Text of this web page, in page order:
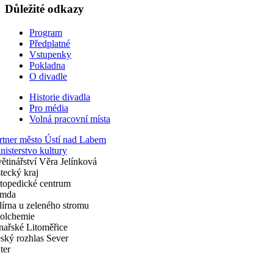
Důležité odkazy
Program
Předplatné
Vstupenky
Pokladna
O divadle
Historie divadla
Pro média
Volná pracovní místa